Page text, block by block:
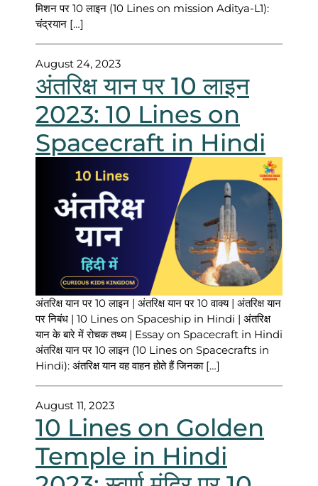
मिशन पर 10 लाइन (10 Lines on mission Aditya-L1):
चंद्रयान […]
August 24, 2023
अंतरिक्ष यान पर 10 लाइन
2023: 10 Lines on
Spacecraft in Hindi
अंतरिक्ष यान पर 10 लाइन | अंतरिक्ष यान पर 10 वाक्य | अंतरिक्ष यान
पर निबंध | 10 Lines on Spaceship in Hindi | अंतरिक्ष
यान के बारे में रोचक तथ्य | Essay on Spacecraft in Hindi
अंतरिक्ष यान पर 10 लाइन (10 Lines on Spacecrafts in
Hindi): अंतरिक्ष यान वह वाहन होते हैं जिनका […]
August 11, 2023
10 Lines on Golden
Temple in Hindi